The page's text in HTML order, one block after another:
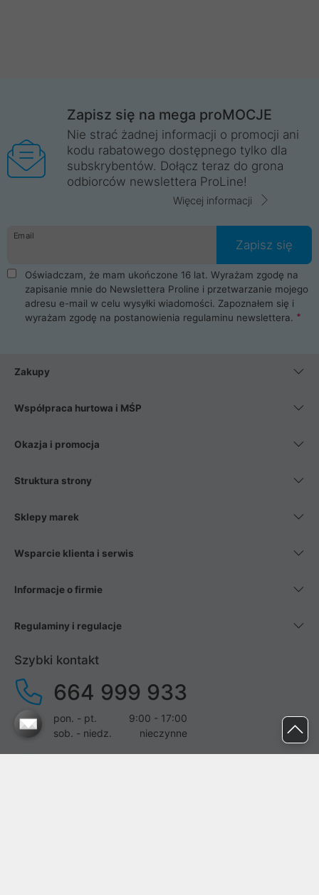
Zapisz się na mega proMOCJE
Nie strać żadnej informacji o promocji ani
kodu rabatowego dostępnego tylko dla
subskrybentów. Dołącz teraz do grona
odbiorców newslettera ProLine!
Więcej informacji
Email
Zapisz się
Oświadczam, że mam ukończone 16 lat. Wyrażam zgodę na
zapisanie mnie do Newslettera Proline i przetwarzanie mojego
adresu e-mail w celu wysyłki wiadomości. Zapoznałem się i
wyrażam zgodę na postanowienia regulaminu newslettera.
Zakupy
Współpraca hurtowa i MŚP
Okazja i promocja
Struktura strony
Sklepy marek
Wsparcie klienta i serwis
Informacje o firmie
Regulaminy i regulacje
Szybki kontakt
664 999 933
pon. - pt.
9:00 - 17:00
sob. - niedz.
nieczynne